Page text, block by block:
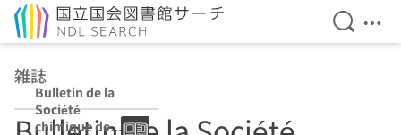
検索を
メ
雑誌
Bulletin de la
Société
chimique de